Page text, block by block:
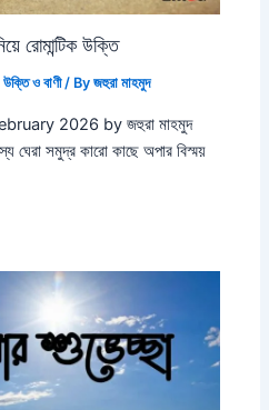
রোমান্টিক উক্তি
উক্তি ও বাণী/ Byজহুরা মাহমুদ
2026 by জহুরা মাহমুদ
ঘেরা সমুদ্র কারো কাছে অপার বিস্ময়